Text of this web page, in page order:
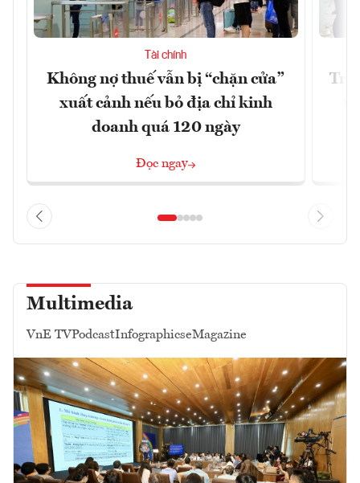
Tài chính
Không nợ thuế vẫn bị “chặn cửa”
xuất cảnh nếu bỏ địa chỉ kinh
doanh quá 120 ngày
Đọc ngay
Multimedia
VnE TVPodcastInfographicseMagazine